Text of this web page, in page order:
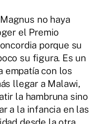
no haya
el Premio
porque su
su figura. Es un
empatía con los
llegar a Malawi,
la hambruna sino
a la infancia en las